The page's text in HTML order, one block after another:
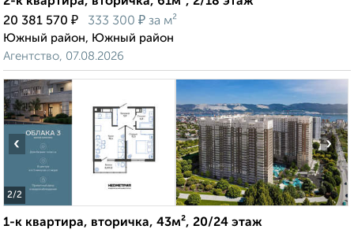
20 381 570 ₽ 333 300 ₽ за м²
Южный район, Южный район
Агентство, 07.08.2026
2/2
‹ ›
1-к квартира, вторичка, 43м², 20/24 этаж